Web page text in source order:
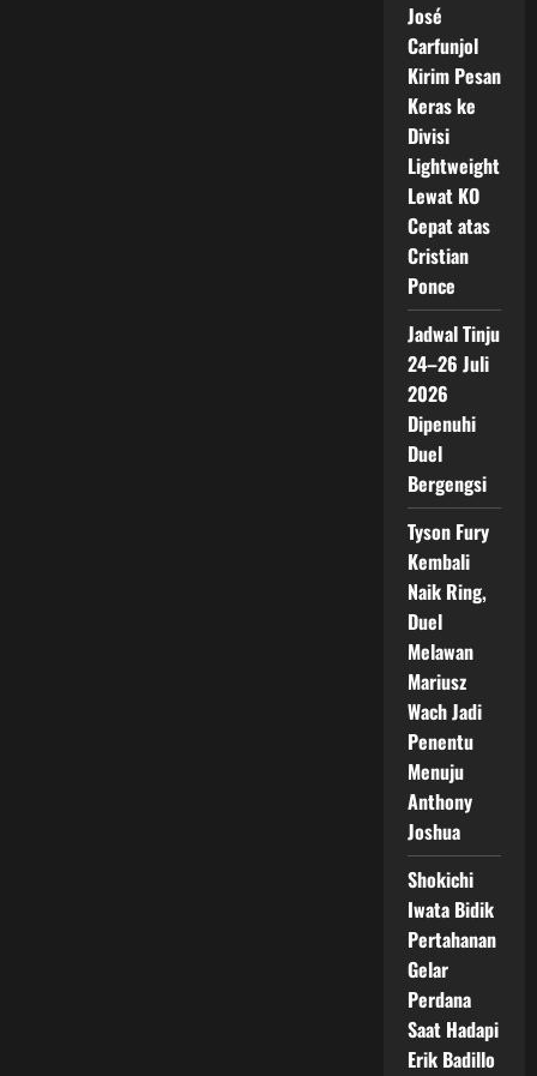
José
Carfunjol
Kirim Pesan
Keras ke
Divisi
Lightweight
Lewat KO
Cepat atas
Cristian
Ponce
Jadwal Tinju
24–26 Juli
2026
Dipenuhi
Duel
Bergengsi
Tyson Fury
Kembali
Naik Ring,
Duel
Melawan
Mariusz
Wach Jadi
Penentu
Menuju
Anthony
Joshua
Shokichi
Iwata Bidik
Pertahanan
Gelar
Perdana
Saat Hadapi
Erik Badillo